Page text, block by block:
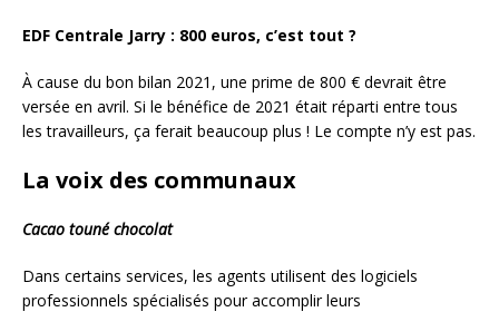
EDF Centrale Jarry : 800 euros, c’est tout ?
À cause du bon bilan 2021, une prime de 800 € devrait être
versée en avril. Si le bénéfice de 2021 était réparti entre tous
les travailleurs, ça ferait beaucoup plus ! Le compte n’y est pas.
La voix des communaux
Cacao touné chocolat
Dans certains services, les agents utilisent des logiciels
professionnels spécialisés pour accomplir leurs